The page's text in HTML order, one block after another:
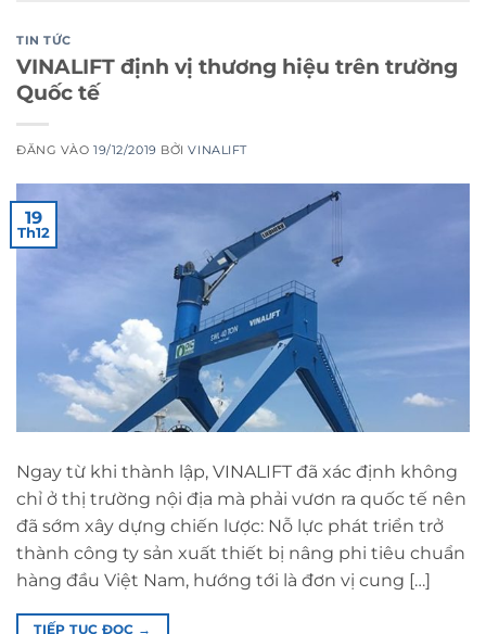
TIN TỨC
VINALIFT định vị thương hiệu trên trường
Quốc tế
ĐĂNG VÀO19/12/2019 BỞIVINALIFT
19
Th12
Ngay từ khi thành lập, VINALIFT đã xác định không
chỉ ở thị trường nội địa mà phải vươn ra quốc tế nên
đã sớm xây dựng chiến lược: Nỗ lực phát triển trở
thành công ty sản xuất thiết bị nâng phi tiêu chuẩn
hàng đầu Việt Nam, hướng tới là đơn vị cung […]
TIẾP TỤC ĐỌC →